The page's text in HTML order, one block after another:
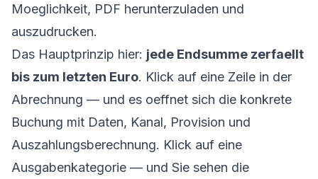
Moeglichkeit, PDF herunterzuladen und
auszudrucken.
Das Hauptprinzip hier: jede Endsumme zerfaellt
bis zum letzten Euro. Klick auf eine Zeile in der
Abrechnung — und es oeffnet sich die konkrete
Buchung mit Daten, Kanal, Provision und
Auszahlungsberechnung. Klick auf eine
Ausgabenkategorie — und Sie sehen die